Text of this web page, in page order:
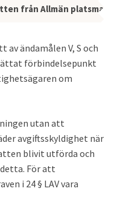
från Allmän platsmark
ändamålen V, S och
förbindelsepunkt
om
utan att
avgiftsskyldighet när
blivit utförda och
För att
i 24 § LAV vara